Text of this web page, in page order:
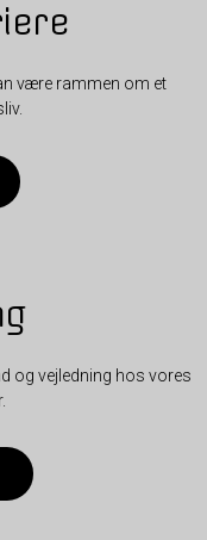
være rammen om et
og vejledning hos vores